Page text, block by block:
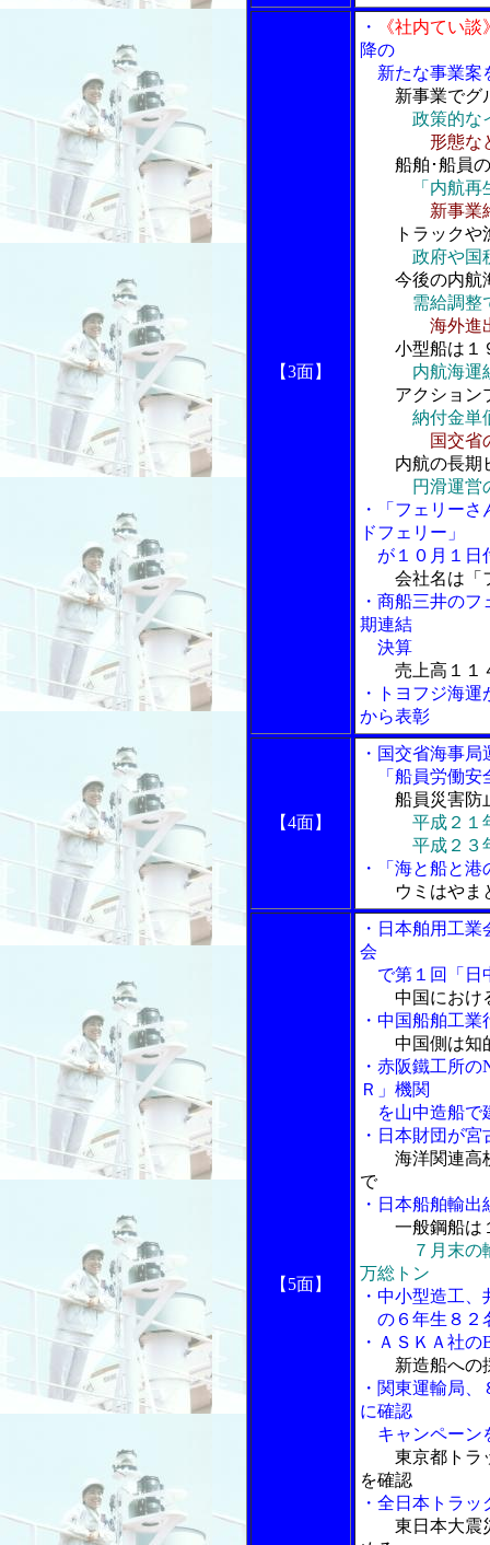
【3面】
・
《社内てい談
降の
新たな事業案
新事業でグ
政策的な
形態な
船舶･船員の
「内航
新事業
トラックや
政府や国
今後の内航
需給調整
海外進
小型船は１９
内航海運
アクション
納付金単
国交省
内航の長期
円滑運営
・「フェリー
ドフェリー」
が１０月１日
会社名は「
・商船三井の
期連結
決算
売上高１１
・トヨフジ海
から表彰
【4面】
・国交省海事
「船員労働安
船員災害防
平成２１
平成２３年
・「海と船と
ウミはやま
【5面】
・日本舶用工
会
で第１回「日
中国におけ
・中国船舶工
中国側は知
・赤阪鐵工所
Ｒ」機関
を山中造船で
・日本財団が
海洋関連高
で
・日本船舶輸
一般鋼船は
７月末
万総トン
・中小型造工
の６年生８２
・ＡＳＫＡ社
新造船への
・関東運輸局
に確認
キャンペーン
東京都トラ
を確認
・全日本トラ
東日本大震